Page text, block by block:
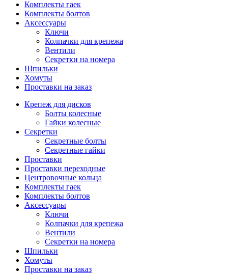
Комплекты гаек
Комплекты болтов
Аксессуары
Ключи
Колпачки для крепежа
Вентили
Секретки на номера
Шпильки
Хомуты
Проставки на заказ
Крепеж для дисков
Болты колесные
Гайки колесные
Секретки
Секретные болты
Секретные гайки
Проставки
Проставки переходные
Центровочные кольца
Комплекты гаек
Комплекты болтов
Аксессуары
Ключи
Колпачки для крепежа
Вентили
Секретки на номера
Шпильки
Хомуты
Проставки на заказ